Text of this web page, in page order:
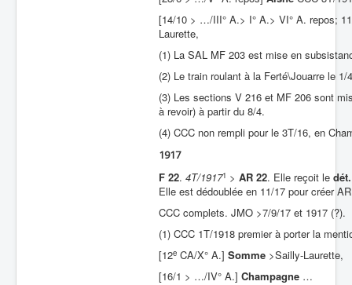
[14/10 > …/III° A.> I° A.> VI° A. repos;
Laurette,
(1) La SAL MF 203 est mise en
(2) Le train roulant à la Ferté\Jouarre le
(3) Les sections V 216 et MF 206 sont
à revoir) à partir du 8/4.
(4) CCC non rempli pour le 3T/16, en
1917
F 22. 4T/19171 > AR 22. Elle reçoit le
Elle est dédoublée en 11/17 pour créer
CCC complets. JMO >7/9/17 et 1917 (?).
(1) CCC 1T/1918 premier à porter la
[12e CA/X° A.] Somme >Sailly-Laurette,
[16/1 > …/IV° A.] Champagne …